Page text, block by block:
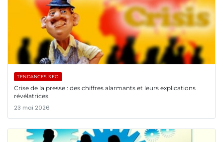
TENDANCES SEO
Crise de la presse : des chiffres alarmants et leurs explications
révélatrices
23 mai 2026